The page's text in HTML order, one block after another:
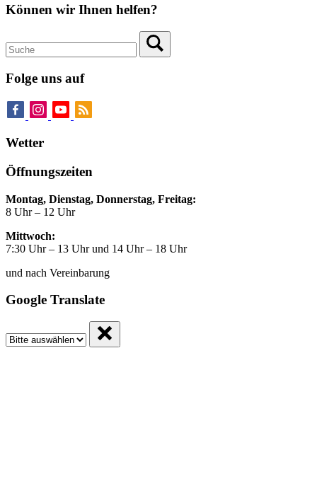
Können wir Ihnen helfen?
Folge uns auf
Wetter
Öffnungszeiten
Montag, Dienstag, Donnerstag, Freitag:
8 Uhr – 12 Uhr
Mittwoch:
7:30 Uhr – 13 Uhr und 14 Uhr – 18 Uhr
und nach Vereinbarung
Google Translate